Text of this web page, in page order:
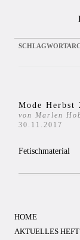
Mode Herbst
von Marlen
30.11.2017
Fetischmaterial
HOME
AKTUELLES HEFT